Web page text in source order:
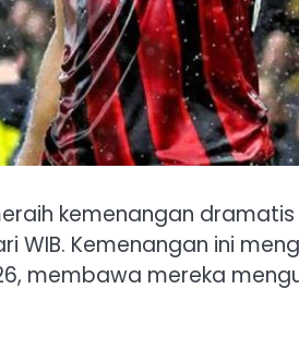
kemenangan
WIB. Kemenangan ini
membawa mereka